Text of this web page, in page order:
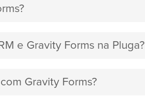
e Gravity Forms na Pluga?
Gravity Forms?